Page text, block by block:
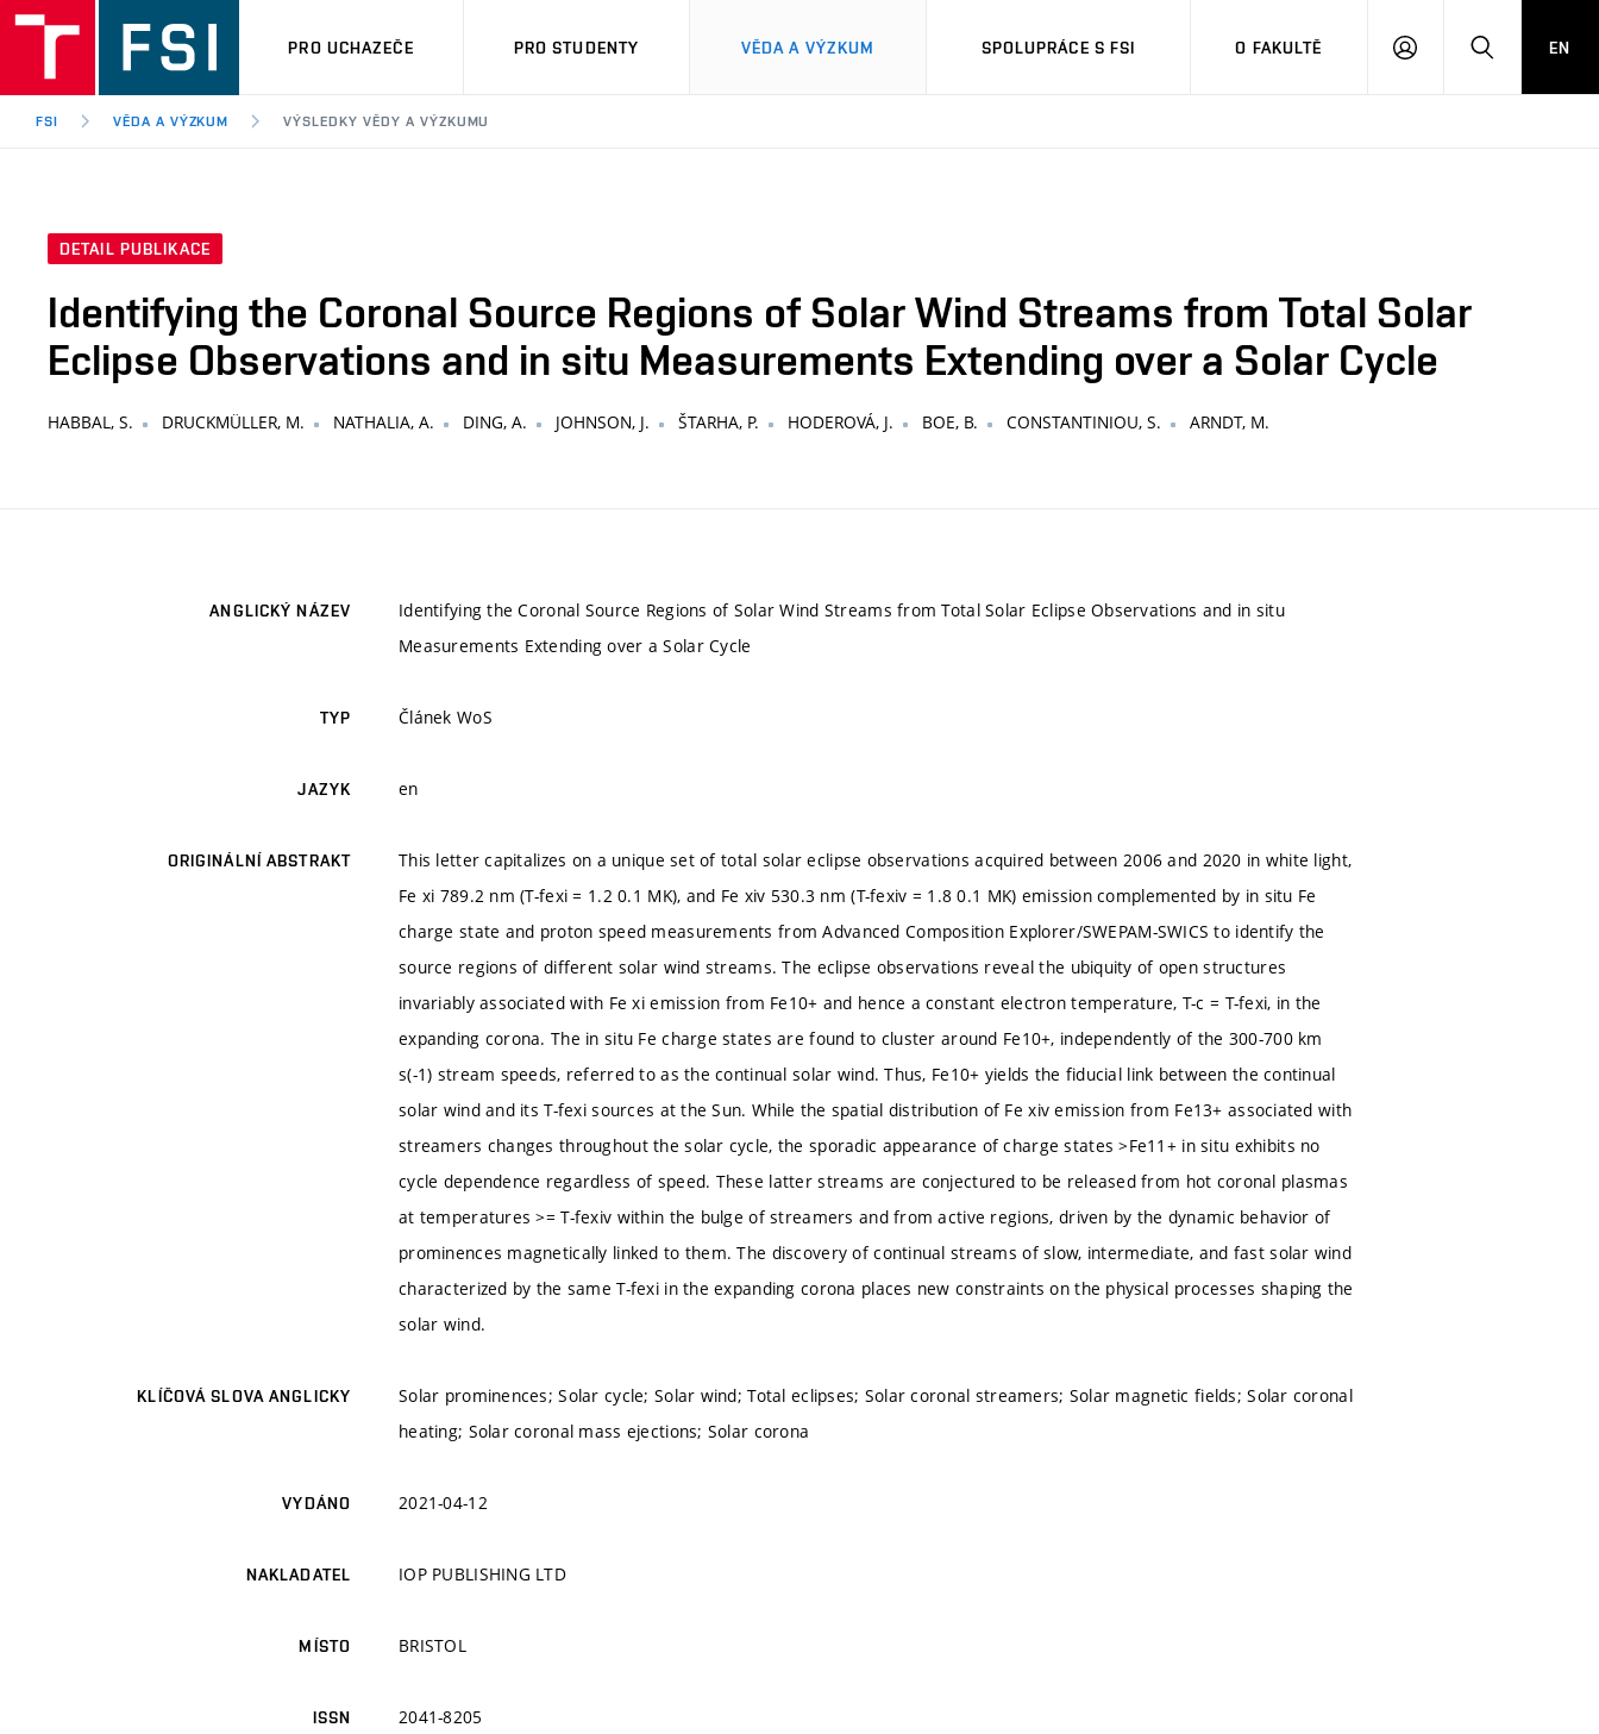
PRO UCHAZEČE PRO STUDENTY VĚDA A VÝZKUM SPOLUPRÁCE S FSI O FAKULTĚ
PŘIHLÁŠENÍHLEDAT
EN
FSI VĚDA A VÝZKUM VÝSLEDKY VĚDY A VÝZKUMU
DETAIL PUBLIKACE
Identifying the Coronal Source Regions of Solar Wind Streams from Total Solar
Eclipse Observations and in situ Measurements Extending over a Solar Cycle
HABBAL, S. DRUCKMÜLLER, M. NATHALIA, A. DING, A. JOHNSON, J. ŠTARHA, P. HODEROVÁ, J. BOE, B. CONSTANTINIOU, S. ARNDT, M.
ANGLICKÝ NÁZEV
Identifying the Coronal Source Regions of Solar Wind Streams from Total Solar Eclipse Observations and in situ
Measurements Extending over a Solar Cycle
TYP Článek WoS
JAZYK en
ORIGINÁLNÍ ABSTRAKT
This letter capitalizes on a unique set of total solar eclipse observations acquired between 2006 and 2020 in white light,
Fe xi 789.2 nm (T-fexi = 1.2 0.1 MK), and Fe xiv 530.3 nm (T-fexiv = 1.8 0.1 MK) emission complemented by in situ Fe
charge state and proton speed measurements from Advanced Composition Explorer/SWEPAM-SWICS to identify the
source regions of different solar wind streams. The eclipse observations reveal the ubiquity of open structures
invariably associated with Fe xi emission from Fe10+ and hence a constant electron temperature, T-c = T-fexi, in the
expanding corona. The in situ Fe charge states are found to cluster around Fe10+, independently of the 300-700 km
s(-1) stream speeds, referred to as the continual solar wind. Thus, Fe10+ yields the fiducial link between the continual
solar wind and its T-fexi sources at the Sun. While the spatial distribution of Fe xiv emission from Fe13+ associated with
streamers changes throughout the solar cycle, the sporadic appearance of charge states >Fe11+ in situ exhibits no
cycle dependence regardless of speed. These latter streams are conjectured to be released from hot coronal plasmas
at temperatures >= T-fexiv within the bulge of streamers and from active regions, driven by the dynamic behavior of
prominences magnetically linked to them. The discovery of continual streams of slow, intermediate, and fast solar wind
characterized by the same T-fexi in the expanding corona places new constraints on the physical processes shaping the
solar wind.
KLÍČOVÁ SLOVA ANGLICKY
Solar prominences; Solar cycle; Solar wind; Total eclipses; Solar coronal streamers; Solar magnetic fields; Solar coronal
heating; Solar coronal mass ejections; Solar corona
VYDÁNO 2021-04-12
NAKLADATEL IOP PUBLISHING LTD
MÍSTO BRISTOL
ISSN 2041-8205